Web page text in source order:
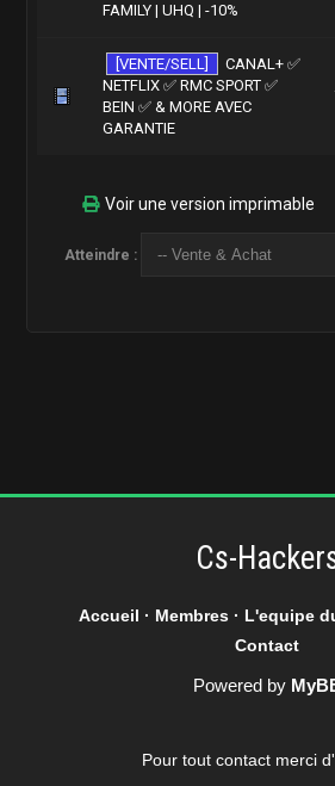
FAMILY | UHQ | -10%
[VENTE/SELL]
CANAL+ ✅
NETFLIX ✅ RMC SPORT ✅
BEIN ✅ & MORE AVEC
GARANTIE
Voir une version imprimable
Atteindre :
Cs-
Accueil · Membres· L'equipe
Contact
Powered by
Pour tout contact merci